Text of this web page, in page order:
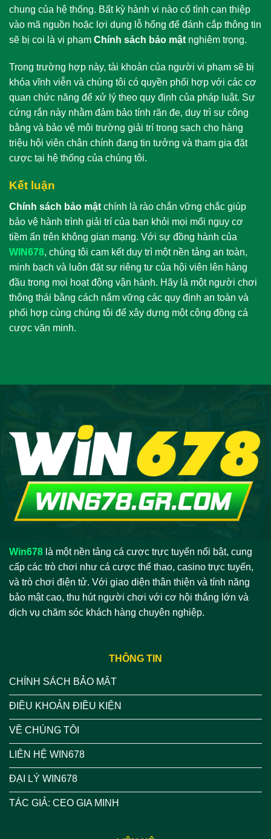
chung của hệ thống. Bất kỳ hành vi nào cố tình can thiệp
vào mã nguồn hoặc lợi dụng lỗ hổng để đánh cắp thông tin
sẽ bị coi là vi phạm Chính sách bảo mật nghiêm trọng.
Trong trường hợp này, tài khoản của người vi phạm sẽ bị
khóa vĩnh viễn và chúng tôi có quyền phối hợp với các cơ
quan chức năng để xử lý theo quy định của pháp luật. Sự
cứng rắn này nhằm đảm bảo tính răn đe, duy trì sự công
bằng và bảo vệ môi trường giải trí trong sạch cho hàng
triệu hội viên chân chính đang tin tưởng và tham gia đặt
cược tại hệ thống của chúng tôi.
Kết luận
Chính sách bảo mật chính là rào chắn vững chắc giúp
bảo vệ hành trình giải trí của bạn khỏi mọi mối nguy cơ
tiềm ẩn trên không gian mạng. Với sự đồng hành của
WIN678, chúng tôi cam kết duy trì một nền tảng an toàn,
minh bạch và luôn đặt sự riêng tư của hội viên lên hàng
đầu trong mọi hoạt động vận hành. Hãy là một người chơi
thông thái bằng cách nắm vững các quy định an toàn và
phối hợp cùng chúng tôi để xây dựng một cộng đồng cá
cược văn minh.
Win678 là một nền tảng cá cược trực tuyến nổi bật, cung
cấp các trò chơi như cá cược thể thao, casino trực tuyến,
và trò chơi điện tử. Với giao diện thân thiện và tính năng
bảo mật cao, thu hút người chơi với cơ hội thắng lớn và
dịch vụ chăm sóc khách hàng chuyên nghiệp.
THÔNG TIN
CHÍNH SÁCH BẢO MẬT
ĐIỀU KHOẢN ĐIỀU KIỆN
VỀ CHÚNG TÔI
LIÊN HỆ WIN678
ĐẠI LÝ WIN678
TÁC GIẢ: CEO GIA MINH